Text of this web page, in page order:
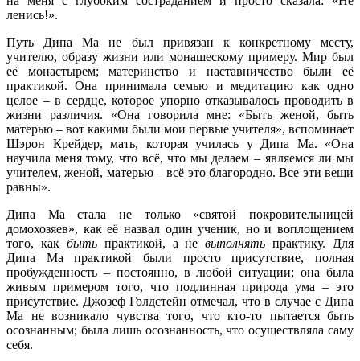
ленись!».
Путь Дипа Ма не был привязан к конкретному месту,
учителю, образу жизни или монашескому примеру. Мир был
её монастырем; материнство и наставничество были её
практикой. Она принимала семью и медитацию как одно
целое – в сердце, которое упорно отказывалось проводить в
жизни различия. «Она говорила мне: «Быть женой, быть
матерью – вот какими были мои первые учителя», вспоминает
Шэрон Крейдер, мать, которая училась у Дипа Ма. «Она
научила меня тому, что всё, что мы делаем – являемся ли мы
учителем, женой, матерью – всё это благородно. Все эти вещи
равны».
Дипа Ма стала не только «святой покровительницей
домохозяев», как её назвал один ученик, но и воплощением
того, как бытьпрактикой, а невыполнять практику. Для
Дипа Ма практикой были просто присутствие, полная
пробужденность – постоянно, в любой ситуации; она была
живым примером того, что подлинная природа ума – это
присутствие. Джозеф Голдстейн отмечал, что в случае с Дипа
Ма не возникало чувства того, что кто-то пытается быть
осознанным; была лишь осознанность, что осуществляла саму
себя.